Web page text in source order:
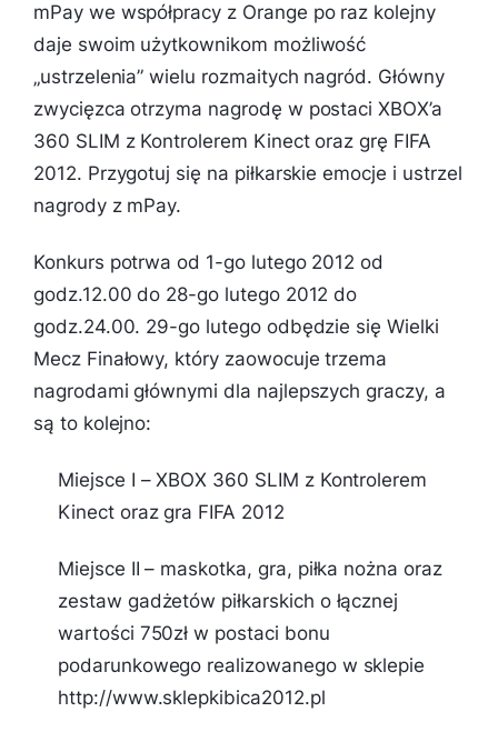
mPay we współpracy z Orange po raz kolejny
daje swoim użytkownikom możliwość
„ustrzelenia” wielu rozmaitych nagród. Główny
zwycięzca otrzyma nagrodę w postaci XBOX’a
360 SLIM z Kontrolerem Kinect oraz grę FIFA
2012. Przygotuj się na piłkarskie emocje i ustrzel
nagrody z mPay.
Konkurs potrwa od 1-go lutego 2012 od
godz.12.00 do 28-go lutego 2012 do
godz.24.00. 29-go lutego odbędzie się Wielki
Mecz Finałowy, który zaowocuje trzema
nagrodami głównymi dla najlepszych graczy, a
są to kolejno:
Miejsce I – XBOX 360 SLIM z Kontrolerem
Kinect oraz gra FIFA 2012
Miejsce II – maskotka, gra, piłka nożna oraz
zestaw gadżetów piłkarskich o łącznej
wartości 750zł w postaci bonu
podarunkowego realizowanego w sklepie
http://www.sklepkibica2012.pl